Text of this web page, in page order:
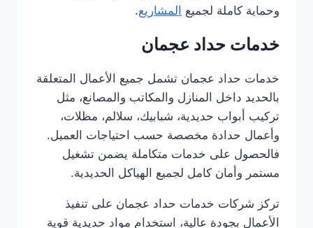
وحماية كاملة لجميع المشاريع.
خدمات حداد عجمان
خدمات حداد عجمان تشمل جميع الأعمال المتعلقة
بالحديد داخل المنازل والمكاتب والمصانع، مثل
تركيب أبواب حديدية، شبابيك، سلالم، مظلات،
وأعمال حدادة مخصصة حسب احتياجات العميل.
فالحصول على خدمات متكاملة يضمن تشغيل
مستمر وأمان كامل لجميع الهياكل الحديدية.
تركز شركات خدمات حداد عجمان على تنفيذ
الأعمال بجودة عالية، استخدام مواد حديدية قوية